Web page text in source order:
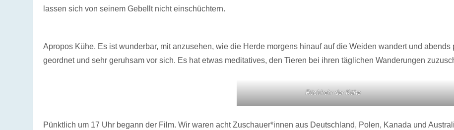
lassen sich von seinem Gebellt nicht einschüchtern.
Apropos Kühe. Es ist wunderbar, mit anzusehen, wie die Herde morgens hinauf auf die Weiden wandert und
geordnet und sehr geruhsam vor sich. Es hat etwas meditatives, den Tieren bei ihren täglichen Wanderungen
Rückkehr der Kühe
Pünktlich um 17 Uhr begann der Film. Wir waren acht Zuschauer*innen aus Deutschland, Polen, Kanada und